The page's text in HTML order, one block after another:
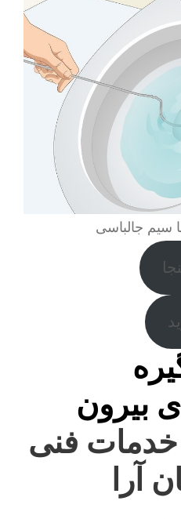
سیم جالباسی
بیرون
خدمات فنی
آرا